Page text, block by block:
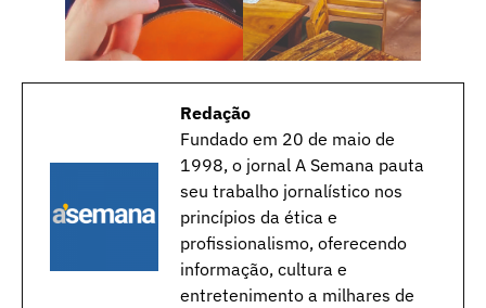
Redação
Fundado em 20 de maio de
1998, o jornal A Semana pauta
seu trabalho jornalístico nos
princípios da ética e
profissionalismo, oferecendo
informação, cultura e
entretenimento a milhares de